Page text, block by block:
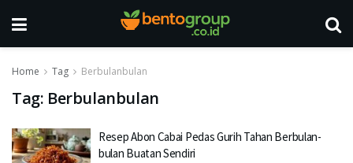
Home Tag Berbulanbulan
Tag: Berbulanbulan
Resep Abon Cabai Pedas Gurih Tahan Berbulan-
bulan Buatan Sendiri